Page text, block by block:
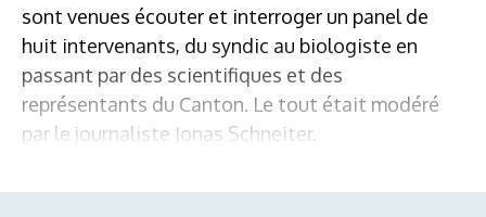
sont venues écouter et interroger un panel de
huit intervenants, du syndic au biologiste en
passant par des scientifiques et des
représentants du Canton. Le tout était modéré
par le journaliste Jonas Schneiter.